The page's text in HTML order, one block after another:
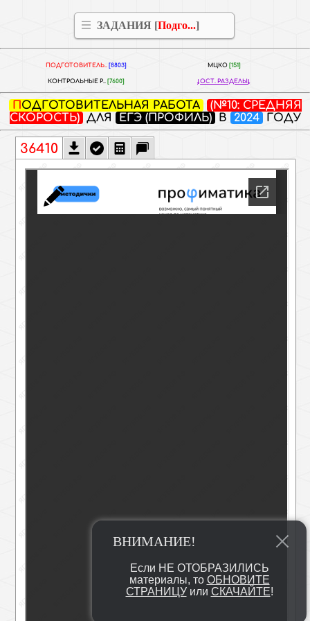
ВНИМАНИЕ!
Если НЕ ОТОБРАЗИЛИСЬ
материалы, то ОБНОВИТЕ
ЗАДАНИЯ [Подго...]
ПОДГОТОВИТЕЛЬ.. [8803] МЦКО [151]
КОНТРОЛЬНЫЕ Р.. [7600] ОСТ. РАЗДЕЛЫ
ПОДГОТОВИТЕЛЬНАЯ РАБОТА
(№10: СРЕДНЯЯ
СКОРОСТЬ) ДЛЯ ЕГЭ (ПРОФИЛЬ) В 2024 ГОДУ
36410